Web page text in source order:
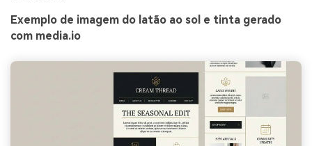
Exemplo de imagem do latão ao sol e tinta gerado
com media.io